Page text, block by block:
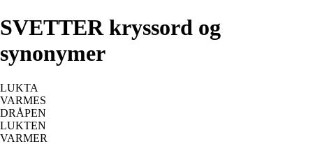
SVETTER kryssord og
synonymer
LUKTA
VARMES
DRÅPEN
LUKTEN
VARMER